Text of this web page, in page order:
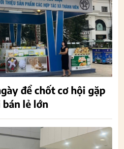
để chốt cơ hội gặp
lẻ lớn